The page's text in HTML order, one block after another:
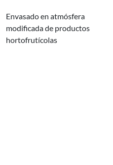
Envasado en atmósfera
modificada de productos
hortofrutícolas